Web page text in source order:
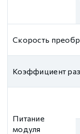
Скорость
Коэффициент
Питание
модуля